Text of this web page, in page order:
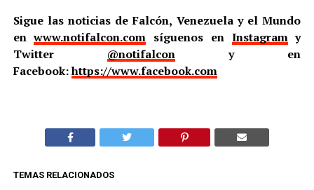
Sigue las noticias de Falcón, Venezuela y el Mundo
enwww.notifalcon.com síguenos en Instagramy
Twitter @notifalcony en
Facebook:https://www.facebook.com
TEMAS RELACIONADOS